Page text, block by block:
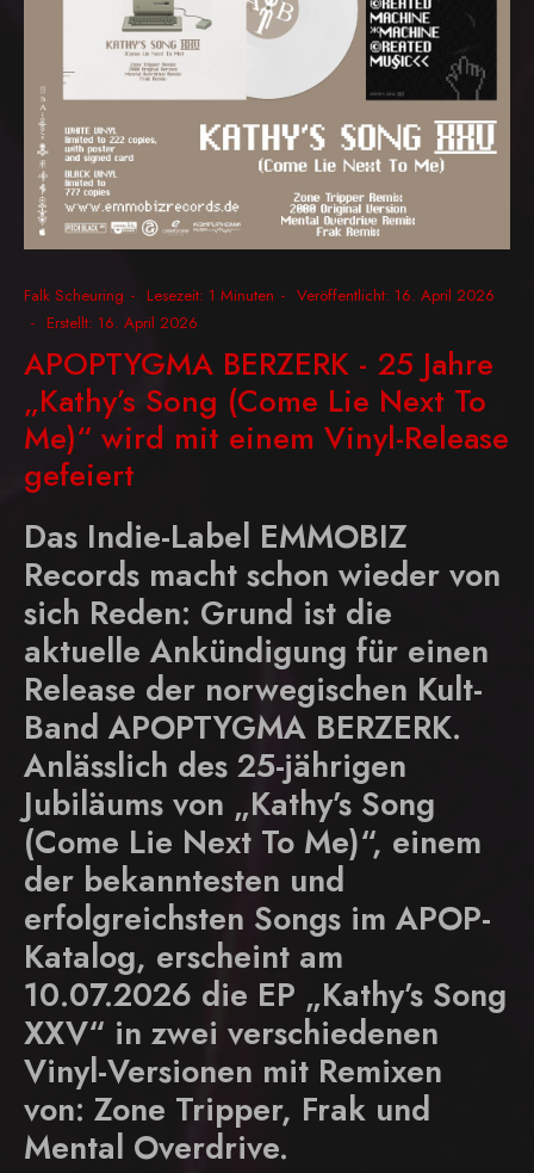
Falk Scheuring Lesezeit: 1 Minuten
Veröffentlicht: 16. April 2026
Erstellt: 16. April 2026
APOPTYGMA BERZERK - 25 Jahre
„Kathy’s Song (Come Lie Next To
Me)“ wird mit einem Vinyl-Release
gefeiert
Das Indie-Label EMMOBIZ
Records macht schon wieder von
sich Reden: Grund ist die
aktuelle Ankündigung für einen
Release der norwegischen Kult-
Band APOPTYGMA BERZERK.
Anlässlich des 25-jährigen
Jubiläums von „Kathy’s Song
(Come Lie Next To Me)“, einem
der bekanntesten und
erfolgreichsten Songs im APOP-
Katalog, erscheint am
10.07.2026 die EP „Kathy’s Song
XXV“ in zwei verschiedenen
Vinyl-Versionen mit Remixen
von: Zone Tripper, Frak und
Mental Overdrive.